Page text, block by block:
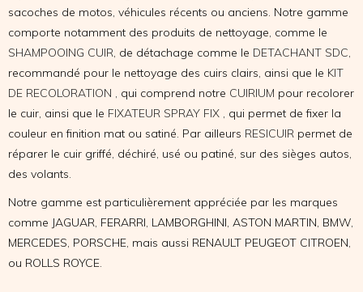
sacoches de motos, véhicules récents ou anciens. Notre gamme
comporte notamment des produits de nettoyage, comme le
SHAMPOOING CUIR, de détachage comme le DETACHANT SDC,
recommandé pour le nettoyage des cuirs clairs, ainsi que le KIT
DE RECOLORATION , qui comprend notre CUIRIUM pour recolorer
le cuir, ainsi que le FIXATEUR SPRAY FIX , qui permet de fixer la
couleur en finition mat ou satiné. Par ailleurs RESICUIR permet de
réparer le cuir griffé, déchiré, usé ou patiné, sur des sièges autos,
des volants.
Notre gamme est particulièrement appréciée par les marques
comme JAGUAR, FERARRI, LAMBORGHINI, ASTON MARTIN, BMW,
MERCEDES, PORSCHE, mais aussi RENAULT PEUGEOT CITROEN,
ou ROLLS ROYCE.